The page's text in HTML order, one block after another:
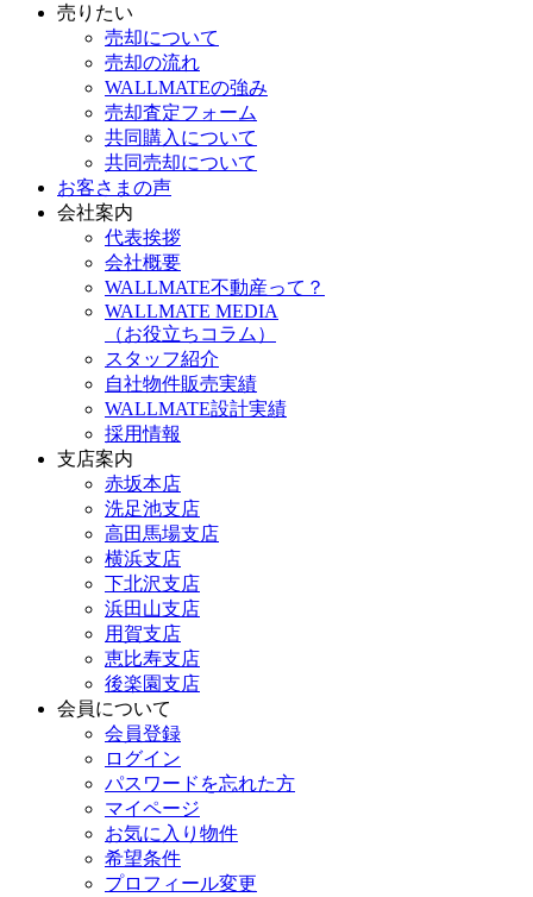
売りたい
売却について
売却の流れ
WALLMATEの強み
売却査定フォーム
共同購入について
共同売却について
お客さまの声
会社案内
代表挨拶
会社概要
WALLMATE不動産って？
WALLMATE MEDIA
（お役立ちコラム）
スタッフ紹介
自社物件販売実績
WALLMATE設計実績
採用情報
支店案内
赤坂本店
洗足池支店
高田馬場支店
横浜支店
下北沢支店
浜田山支店
用賀支店
恵比寿支店
後楽園支店
会員について
会員登録
ログイン
パスワードを忘れた方
マイページ
お気に入り物件
希望条件
プロフィール変更